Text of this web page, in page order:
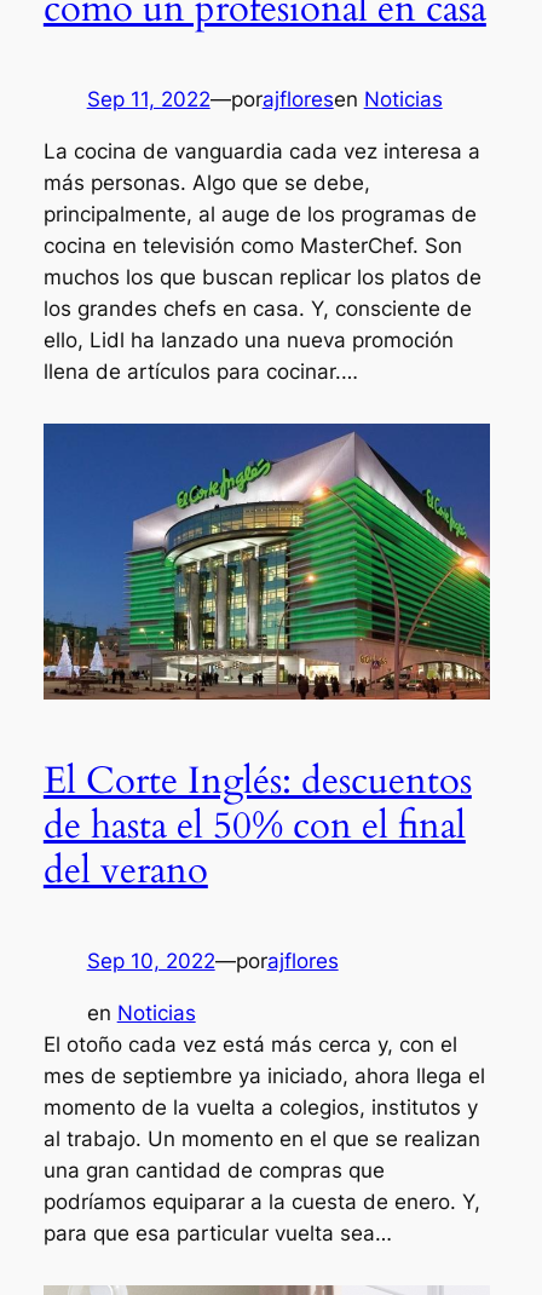
Sep 11, 2022—porajfloresen Noticias
La cocina de vanguardia cada vez interesa a
más personas. Algo que se debe,
principalmente, al auge de los programas de
cocina en televisión como MasterChef. Son
muchos los que buscan replicar los platos de
los grandes chefs en casa. Y, consciente de
ello, Lidl ha lanzado una nueva promoción
llena de artículos para cocinar.…
El Corte Inglés: descuentos
de hasta el 50% con el final
del verano
Sep 10, 2022—porajflores
en Noticias
El otoño cada vez está más cerca y, con el
mes de septiembre ya iniciado, ahora llega el
momento de la vuelta a colegios, institutos y
al trabajo. Un momento en el que se realizan
una gran cantidad de compras que
podríamos equiparar a la cuesta de enero. Y,
para que esa particular vuelta sea…